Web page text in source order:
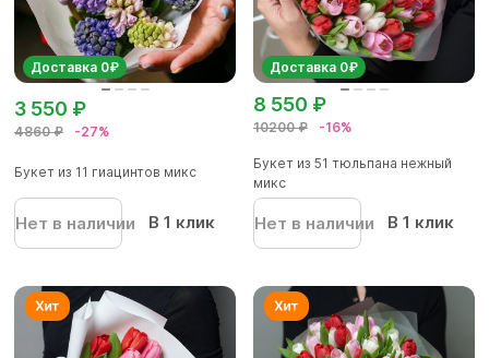
Доставка 0₽
4860 ₽ -27%
3 550 ₽
Букет из 11 гиацинтов микс
Нет в наличии В 1 клик
Доставка 0₽
10200 ₽ -16%
8 550 ₽
Букет из 51 тюльпана нежный
микс
Нет в наличии В 1 клик